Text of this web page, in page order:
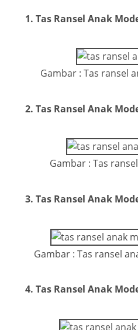
1. Tas Ransel Anak
Gambar : Tas ransel
2. Tas Ransel Anak
Gambar : Tas
3. Tas Ransel Anak
Gambar : Tas ransel
4. Tas Ransel Anak